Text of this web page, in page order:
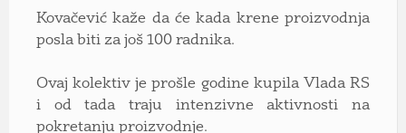
Kovačević kaže da će kada krene proizvodnja
posla biti za još 100 radnika.
Ovaj kolektiv je prošle godine kupila Vlada RS
i od tada traju intenzivne aktivnosti na
pokretanju proizvodnje.